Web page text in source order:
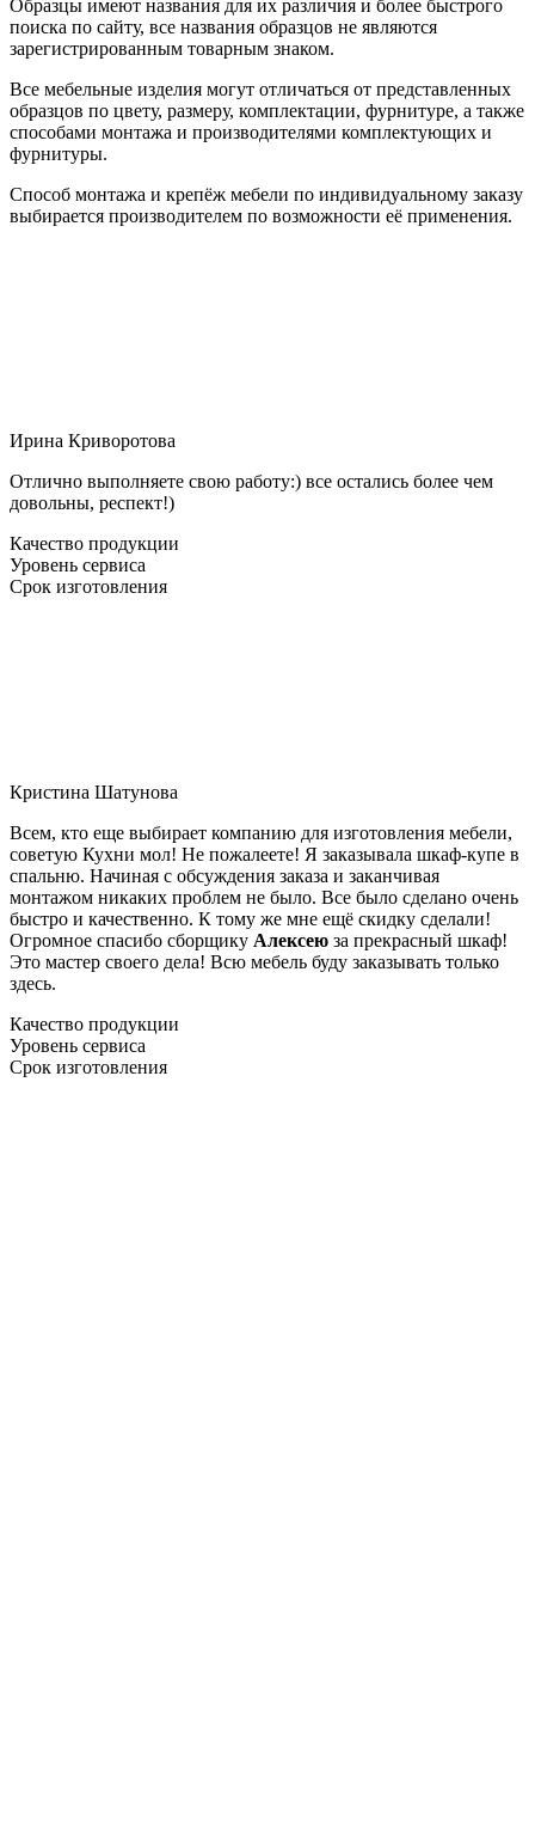
Образцы имеют названия для их различия и более быстрого
поиска по сайту, все названия образцов не являются
зарегистрированным товарным знаком.
Все мебельные изделия могут отличаться от представленных
образцов по цвету, размеру, комплектации, фурнитуре, а также
способами монтажа и производителями комплектующих и
фурнитуры.
Способ монтажа и крепёж мебели по индивидуальному заказу
выбирается производителем по возможности её применения.
Ирина Криворотова
Отлично выполняете свою работу:) все остались более чем
довольны, респект!)
Качество продукции
Уровень сервиса
Срок изготовления
Кристина Шатунова
Всем, кто еще выбирает компанию для изготовления мебели,
советую Кухни мол! Не пожалеете! Я заказывала шкаф-купе в
спальню. Начиная с обсуждения заказа и заканчивая
монтажом никаких проблем не было. Все было сделано очень
быстро и качественно. К тому же мне ещё скидку сделали!
Огромное спасибо сборщику Алексею за прекрасный шкаф!
Это мастер своего дела! Всю мебель буду заказывать только
здесь.
Качество продукции
Уровень сервиса
Срок изготовления